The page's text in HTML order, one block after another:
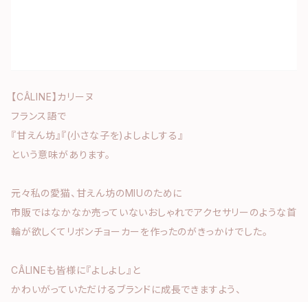
【CÂLINE】カリーヌ
フランス語で
『甘えん坊』『(小さな子を)よしよしする』
という意味があります。
元々私の愛猫、甘えん坊のMIUのために
市販ではなかなか売っていないおしゃれでアクセサリーのような首
輪が欲しくてリボンチョーカーを作ったのがきっかけでした。
CÂLINEも皆様に『よしよし』と
かわいがっていただけるブランドに成長できますよう、